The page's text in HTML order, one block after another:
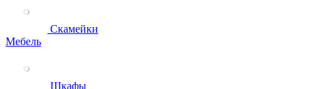
Скамейки
Мебель
Шкафы